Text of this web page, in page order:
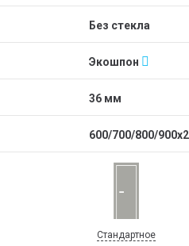
без стекла
Экошпон
36 мм
600/700/800/
Стандартное